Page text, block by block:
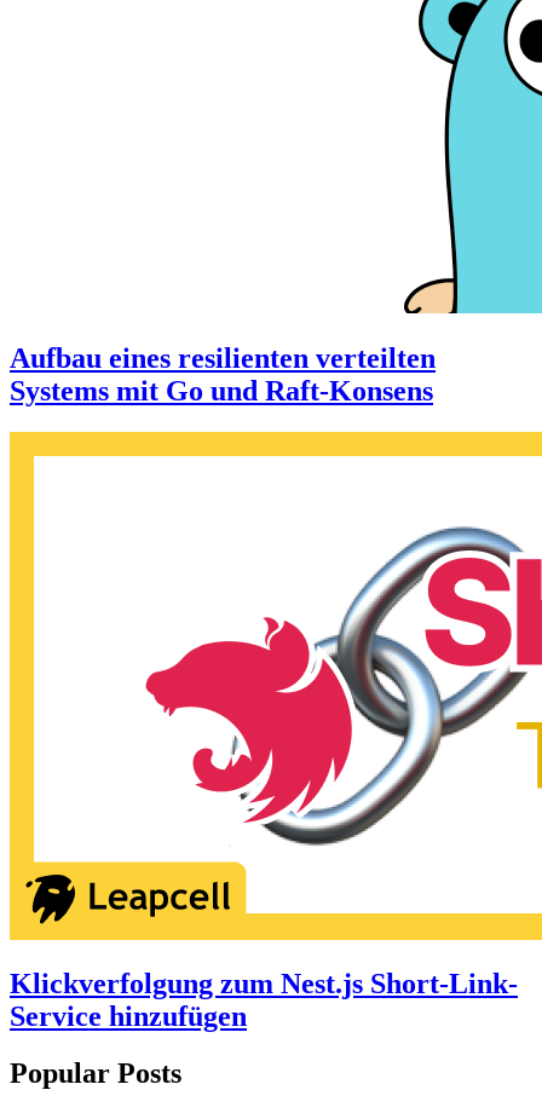
Aufbau eines resilienten verteilten
Systems mit Go und Raft-Konsens
Klickverfolgung zum Nest.js Short-Link-
Service hinzufügen
Popular Posts